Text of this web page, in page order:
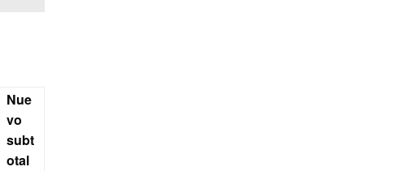
Nue
vo
subt
otal